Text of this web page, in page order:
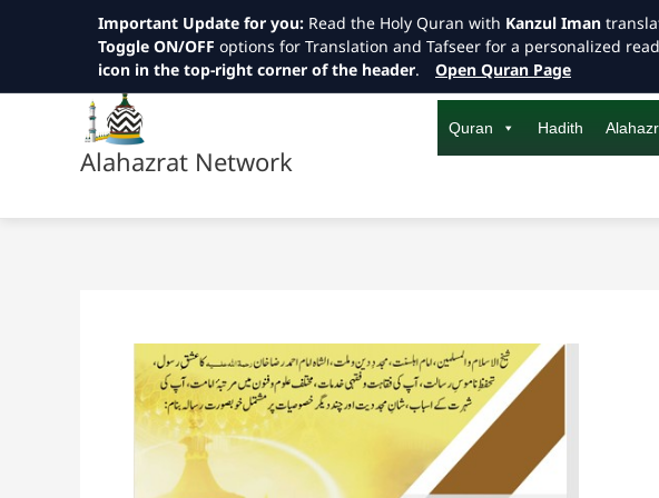
to
Alahazrat Network
Quran Hadith
Important Update for you: Read the Holy Quran with Kanzul Iman
Toggle ON/OFF options for Translation and Tafseer for a personalized
icon in the top-right corner of the header. Open Quran Page